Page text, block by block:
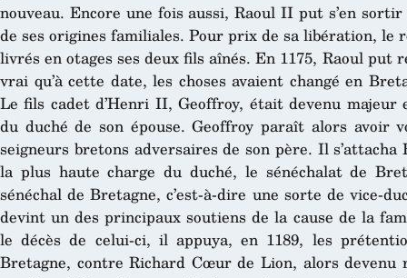
nouveau. Encore une fois aussi, Raoul II put s’en
de ses origines familiales. Pour prix de sa libération, le
livrés en otages ses deux fils aînés. En 1175, Raoul put
vrai qu’à cette date, les choses avaient changé en
Le fils cadet d’Henri II, Geoffroy, était devenu
du duché de son épouse. Geoffroy paraît alors avoir
seigneurs bretons adversaires de son père. Il
la plus haute charge du duché, le sénéchalat de
sénéchal de Bretagne, c’est-à-dire une sorte de vice-
devint un des principaux soutiens de la cause de la
le décès de celui-ci, il appuya, en 1189, les
Bretagne, contre Richard Cœur de Lion, alors devenu